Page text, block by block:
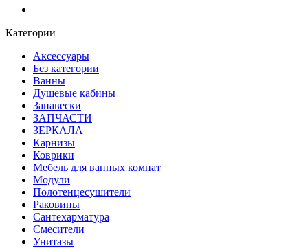
Категории
Аксессуары
Без категории
Ванны
Душевые кабины
Занавески
ЗАПЧАСТИ
ЗЕРКАЛА
Карнизы
Коврики
Мебель для ванных комнат
Модули
Полотенцесушители
Раковины
Сантехарматура
Смесители
Унитазы